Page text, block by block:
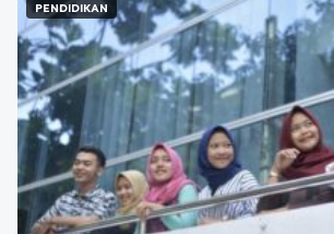
PENDIDIKAN